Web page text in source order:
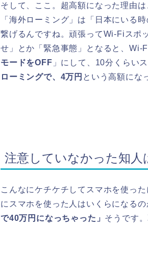
そして、ここ。超高額になった理由は
「海外ローミング」は「日本にいる
繋げるんですね。頑張ってWi-Fiスポ
せ」とか「緊急事態」となると、Wi-
モードをOFF 」にして、10分くらい
ローミングで、4万円 という高額にな
注意していなかった知人
こんなにケチケチしてスマホを使っ
にスマホを使った人はいくらになる
で40万円になっちゃった」 そうです。